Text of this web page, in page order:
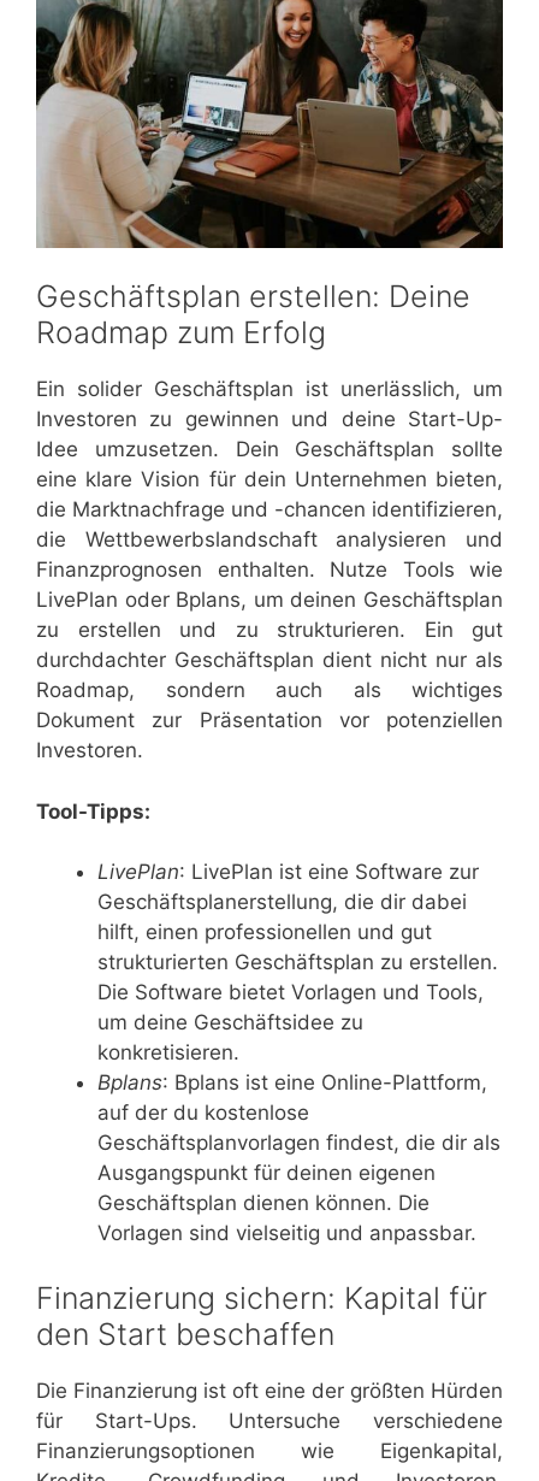
Geschäftsplan erstellen: Deine
Roadmap zum Erfolg
Ein solider Geschäftsplan ist unerlässlich, um
Investoren zu gewinnen und deine Start-Up-
Idee umzusetzen. Dein Geschäftsplan sollte
eine klare Vision für dein Unternehmen bieten,
die Marktnachfrage und -chancen identifizieren,
die Wettbewerbslandschaft analysieren und
Finanzprognosen enthalten. Nutze Tools wie
LivePlan oder Bplans, um deinen Geschäftsplan
zu erstellen und zu strukturieren. Ein gut
durchdachter Geschäftsplan dient nicht nur als
Roadmap, sondern auch als wichtiges
Dokument zur Präsentation vor potenziellen
Investoren.
Tool-Tipps:
LivePlan: LivePlan ist eine Software zur
Geschäftsplanerstellung, die dir dabei
hilft, einen professionellen und gut
strukturierten Geschäftsplan zu erstellen.
Die Software bietet Vorlagen und Tools,
um deine Geschäftsidee zu
konkretisieren.
Bplans: Bplans ist eine Online-Plattform,
auf der du kostenlose
Geschäftsplanvorlagen findest, die dir als
Ausgangspunkt für deinen eigenen
Geschäftsplan dienen können. Die
Vorlagen sind vielseitig und anpassbar.
Finanzierung sichern: Kapital für
den Start beschaffen
Die Finanzierung ist oft eine der größten Hürden
für Start-Ups. Untersuche verschiedene
Finanzierungsoptionen wie Eigenkapital,